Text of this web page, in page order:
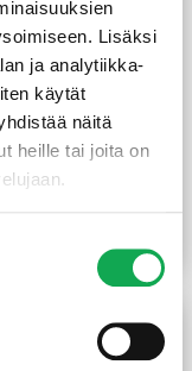
Lisäksi
ja analytiikka-
käytät
näitä
heille tai joita on
haapa